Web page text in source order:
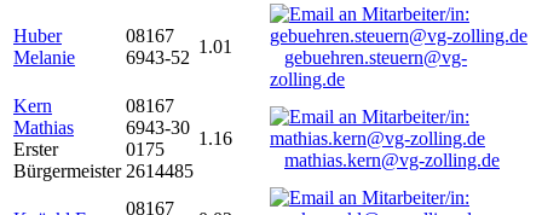
Huber
Melanie
08167
6943-52
1.01
gebuehren.steuern@vg-
zolling.de
Kern
Mathias
Erster
Bürgermeister
08167
6943-30
0175
2614485
1.16
mathias.kern@vg-zolling.de
08167